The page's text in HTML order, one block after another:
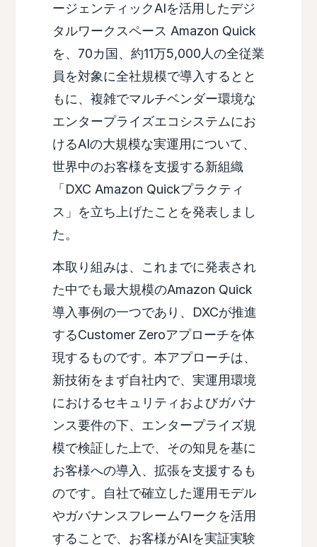
ージェンティックAIを活用したデジ
タルワークスペース Amazon Quick
を、70カ国、約11万5,000人の全従業
員を対象に全社規模で導入するとと
もに、複雑でマルチベンダー環境な
エンタープライズエコシステムにお
けるAIの大規模な実運用について、
世界中のお客様を支援する新組織
「DXC Amazon Quickプラクティ
ス」を立ち上げたことを発表しまし
た。
本取り組みは、これまでに発表され
た中でも最大規模のAmazon Quick
導入事例の一つであり、DXCが推進
するCustomer Zeroアプローチを体
現するものです。本アプローチは、
新技術をまず自社内で、実運用環境
におけるセキュリティおよびガバナ
ンス要件の下、エンタープライズ規
模で検証した上で、その知見を基に
お客様への導入、拡張を支援するも
のです。自社で確立した運用モデル
やガバナンスフレームワークを活用
することで、お客様がAIを実証実験